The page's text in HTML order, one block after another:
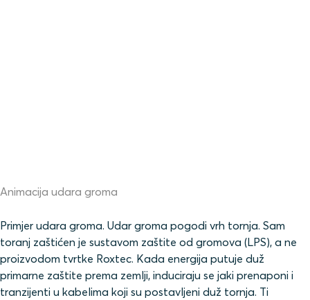
Animacija udara groma
Primjer udara groma. Udar groma pogodi vrh tornja. Sam
toranj zaštićen je sustavom zaštite od gromova (LPS), a ne
proizvodom tvrtke Roxtec. Kada energija putuje duž
primarne zaštite prema zemlji, induciraju se jaki prenaponi i
tranzijenti u kabelima koji su postavljeni duž tornja. Ti